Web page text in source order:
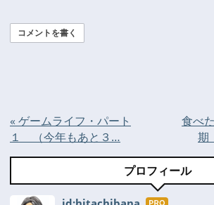
コメントを書く
« ゲームライフ・パート
１ （今年もあと３…
食べ
期
プロフィール